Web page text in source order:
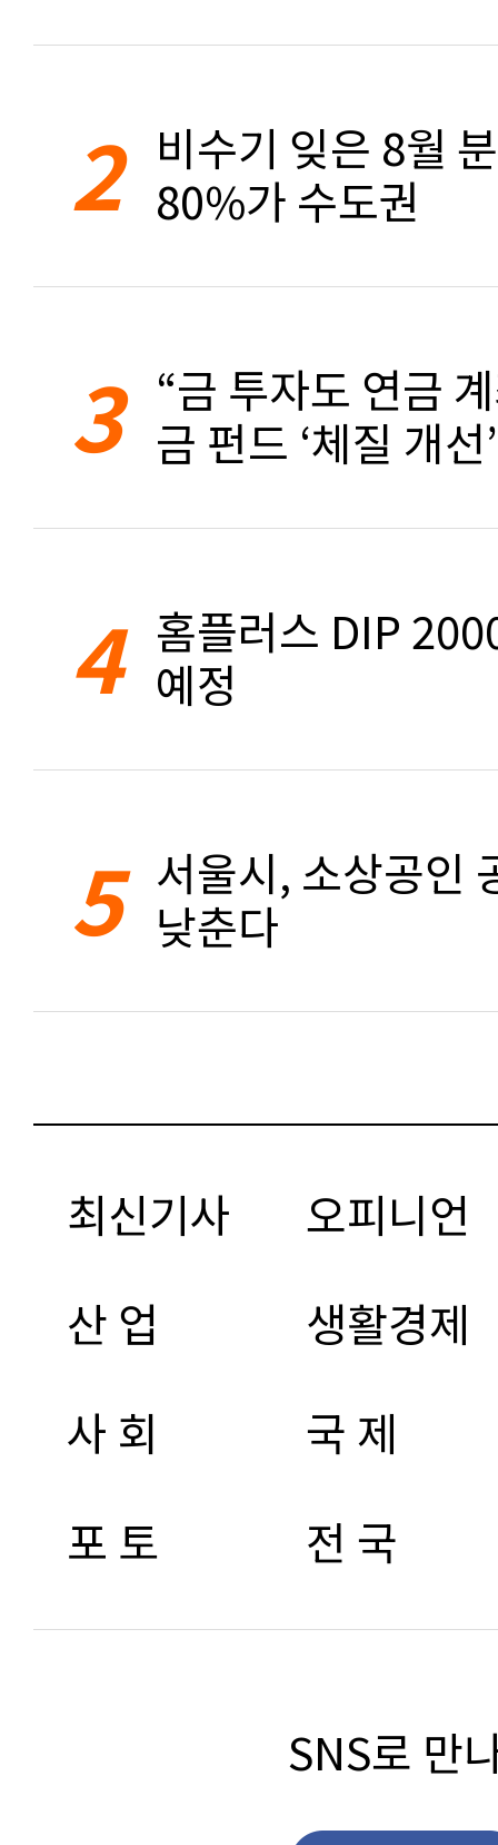
2 비수기 잊은 8월
80%가 수도권
3 “금 투자도 연금
금 펀드 ‘체질 개선’
4 홈플러스 DIP
예정
5 서울시, 소상공인
낮춘다
최신기사
오피니언
산 업
생활경제
사 회
국 제
포 토
전 국
SNS로 만